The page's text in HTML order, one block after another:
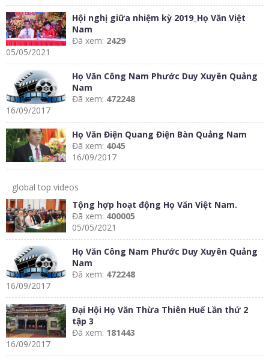
Hội nghị giữa nhiệm kỳ 2019_Họ Văn Việt
Nam
Đã xem: 2429
05/05/2021
Họ Văn Công Nam Phước Duy Xuyên Quảng
Nam
Đã xem: 472248
16/09/2017
Họ Văn Điện Quang Điện Bàn Quảng Nam
Đã xem: 4045
16/09/2017
global top videos
Tộng hợp hoạt động Họ Văn Việt Nam.
Đã xem: 400005
05/05/2021
Họ Văn Công Nam Phước Duy Xuyên Quảng
Nam
Đã xem: 472248
16/09/2017
Đại Hội Họ Văn Thừa Thiên Huế Lần thứ 2
tập 3
Đã xem: 181443
16/09/2017